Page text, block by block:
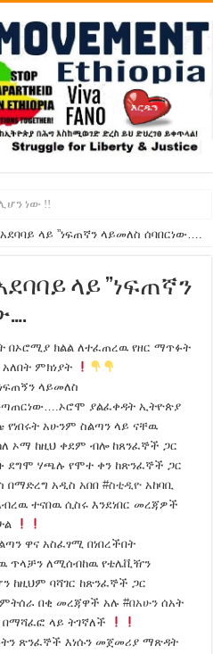
ነው !!
ላይ ”ነፍጠኛን ላይመለስ ሰባበርነው….
ላይ ”ነፍጠኛን
በኦሮሚያ ክልል ለተፈጠረዉ የዘር ማጥፉት
ምክነያት
ላይመለስ
ያልፈቀዳት ኢትዮጵያ
አሁንም ስልጣን ላይ ናቸዉ
ኦማ ከዚህ ቀደም ብሎ ከጸንፈኞች ጋር
ደግሞ ሃጫሉ የሞተ ቀን ከጽንፈኞች ጋር
በማድረግ አዲስ አበበ#ስቲዲዮ አከባቢ
ተናበዉ ሲስሩ እንደነበር መረጃዎች
ዋና አስፈፃሚ በነበረችበት
ጥላቻን ለሚሰብከዉ የቴሌቪዥን
ከዚህም ባሻገር ከጽንፈኞች ጋር
በቂ መረጃዋች አሉ#በአሁን ሰአት
ላይ ትገኛለች
ጽንፈኞች እነሱን መጀመሪያ ማጽዳት